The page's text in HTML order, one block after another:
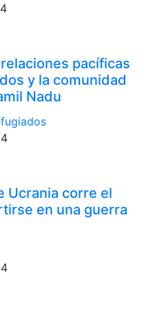
pacíficas
y la comunidad
Nadu
Ucrania corre el
en una guerra